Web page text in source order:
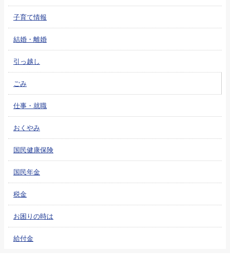
子育て情報
結婚・離婚
引っ越し
ごみ
仕事・就職
おくやみ
国民健康保険
国民年金
税金
お困りの時は
給付金